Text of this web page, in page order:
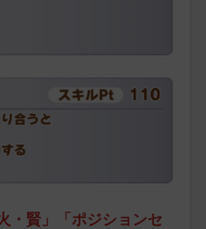
・賢」「ポジションセ